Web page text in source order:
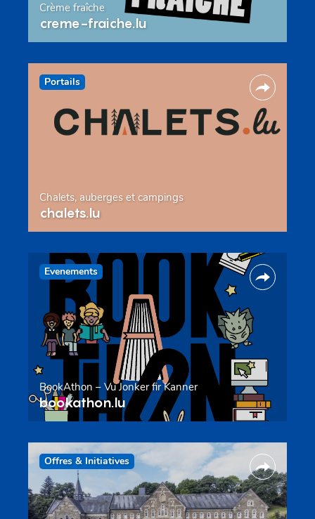
Crème fraîche
creme-fraiche.lu
Portails
Chalets, auberges et campings
chalets.lu
Evenements
BookAthon – Vu Jonker fir Kanner
bookathon.lu
Offres & Initiatives